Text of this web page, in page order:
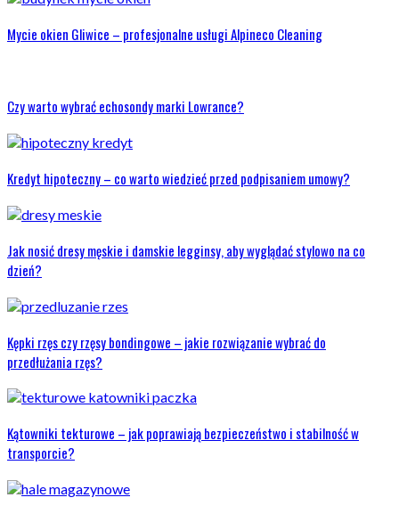
Mycie okien Gliwice – profesjonalne usługi Alpineco Cleaning
Czy warto wybrać echosondy marki Lowrance?
Kredyt hipoteczny – co warto wiedzieć przed podpisaniem umowy?
Jak nosić dresy męskie i damskie legginsy, aby wyglądać stylowo na co
dzień?
Kępki rzęs czy rzęsy bondingowe – jakie rozwiązanie wybrać do
przedłużania rzęs?
Kątowniki tekturowe – jak poprawiają bezpieczeństwo i stabilność w
transporcie?